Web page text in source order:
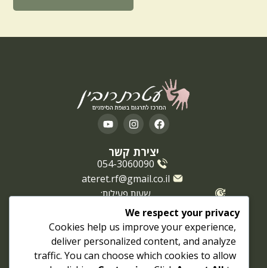
השירותים של עטרת רובין
תרגום אירועים תאגידיים
יצירת קשר
054-3060090
ateret.rf@gmail.co.il
שעות פעילות:
מצבי חירום ואירועים: זמינות מורחבת לפי תיאום
We respect your privacy
Cookies help us improve your experience,
deliver personalized content, and analyze
traffic. You can choose which cookies to allow